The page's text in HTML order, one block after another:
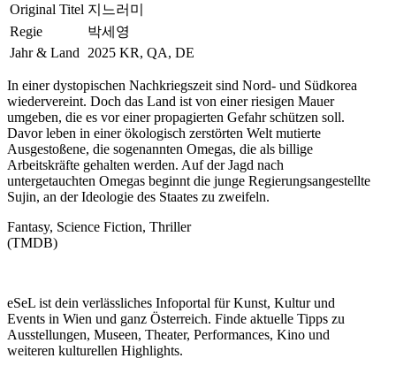
Original Titel 지느러미
Regie
박세영
Jahr & Land
2025 KR, QA, DE
In einer dystopischen Nachkriegszeit sind Nord- und Südkorea
wiedervereint. Doch das Land ist von einer riesigen Mauer
umgeben, die es vor einer propagierten Gefahr schützen soll.
Davor leben in einer ökologisch zerstörten Welt mutierte
Ausgestoßene, die sogenannten Omegas, die als billige
Arbeitskräfte gehalten werden. Auf der Jagd nach
untergetauchten Omegas beginnt die junge Regierungsangestellte
Sujin, an der Ideologie des Staates zu zweifeln.
Fantasy, Science Fiction, Thriller
(TMDB)
eSeL ist dein verlässliches Infoportal für Kunst, Kultur und
Events in Wien und ganz Österreich. Finde aktuelle Tipps zu
Ausstellungen, Museen, Theater, Performances, Kino und
weiteren kulturellen Highlights.